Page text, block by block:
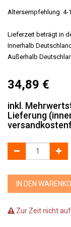
Altersempfehlung: 4-
Lieferzeit beträgt in
Innerhalb
Außerhalb
34,89 €
inkl.
Lieferung
IN DEN
Zur Zeit nicht